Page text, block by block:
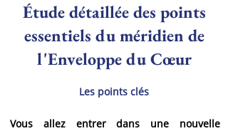
Étude détaillée des points
essentiels du méridien de
l'Enveloppe du Cœur
Les points clés
Vous allez entrer dans une nouvelle